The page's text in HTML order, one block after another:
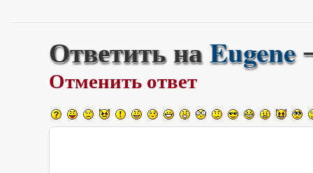
Ответить наEugene
Отменить ответ